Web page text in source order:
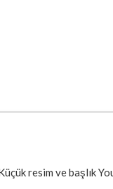
resim ve başlık